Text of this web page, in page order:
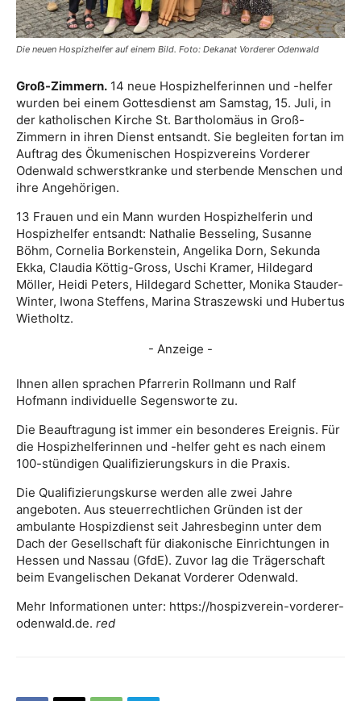
Die neuen Hospizhelfer auf einem Bild. Foto: Dekanat Vorderer Odenwald
Groß-Zimmern. 14 neue Hospizhelferinnen und -helfer
wurden bei einem Gottesdienst am Samstag, 15. Juli, in
der katholischen Kirche St. Bartholomäus in Groß-
Zimmern in ihren Dienst entsandt. Sie begleiten fortan im
Auftrag des Ökumenischen Hospizvereins Vorderer
Odenwald schwerstkranke und sterbende Menschen und
ihre Angehörigen.
13 Frauen und ein Mann wurden Hospizhelferin und
Hospizhelfer entsandt: Nathalie Besseling, Susanne
Böhm, Cornelia Borkenstein, Angelika Dorn, Sekunda
Ekka, Claudia Köttig-Gross, Uschi Kramer, Hildegard
Möller, Heidi Peters, Hildegard Schetter, Monika Stauder-
Winter, Iwona Steffens, Marina Straszewski und Hubertus
Wietholtz.
- Anzeige -
Ihnen allen sprachen Pfarrerin Rollmann und Ralf
Hofmann individuelle Segensworte zu.
Die Beauftragung ist immer ein besonderes Ereignis. Für
die Hospizhelferinnen und -helfer geht es nach einem
100-stündigen Qualifizierungskurs in die Praxis.
Die Qualifizierungskurse werden alle zwei Jahre
angeboten. Aus steuerrechtlichen Gründen ist der
ambulante Hospizdienst seit Jahresbeginn unter dem
Dach der Gesellschaft für diakonische Einrichtungen in
Hessen und Nassau (GfdE). Zuvor lag die Trägerschaft
beim Evangelischen Dekanat Vorderer Odenwald.
Mehr Informationen unter: https://hospizverein-vorderer-
odenwald.de. red